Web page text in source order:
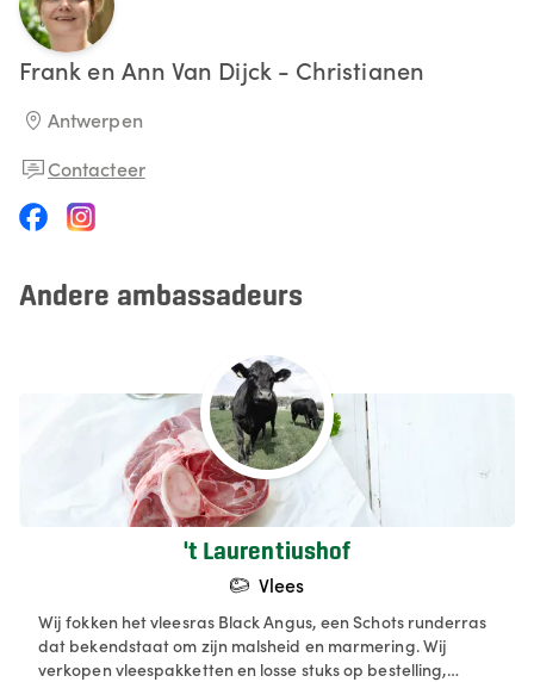
Frank en AnnVan Dijck - Christianen
Antwerpen
Contacteer
Andere ambassadeurs
't Laurentiushof
Vlees
Wij fokken het vleesras Black Angus, een Schots runderras
dat bekendstaat om zijn malsheid en marmering. Wij
verkopen vleespakketten en losse stuks op bestelling,